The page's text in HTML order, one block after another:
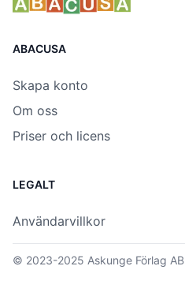
ABACUSA
Skapa konto
Om oss
Priser och licens
LEGALT
Användarvillkor
© 2023-2025 Askunge Förlag AB